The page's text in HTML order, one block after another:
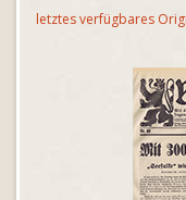
letztes verfügbares